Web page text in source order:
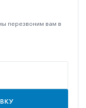
перезвоним вам в